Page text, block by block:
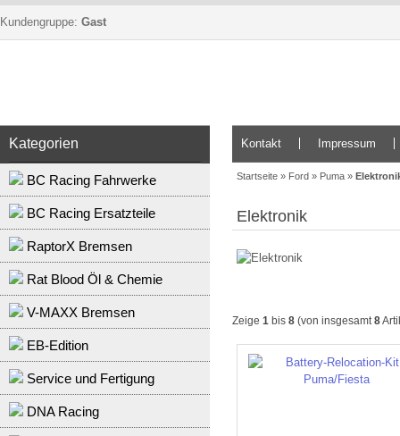
Kundengruppe: Gast
Kategorien
BC Racing Fahrwerke
BC Racing Ersatzteile
RaptorX Bremsen
Rat Blood Öl & Chemie
V-MAXX Bremsen
EB-Edition
Service und Fertigung
DNA Racing
Kontakt Impressum
Startseite » Ford » Puma »
Elektronik
Zeige 1 bis 8 (von insgesamt8